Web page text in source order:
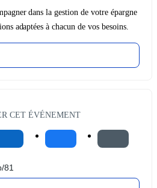
dans la gestion de votre épargne
adaptées à chacun de vos besoins.
CET ÉVÉNEMENT